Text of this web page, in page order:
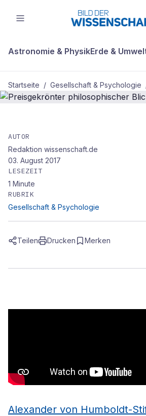
Astronomie & PhysikErde &
Startseite / Gesellschaft & Psychologie
Preisgekrönter
AUTOR
Redaktion wissenschaft.de
03. August 2017
LESEZEIT
1 Minute
RUBRIK
Gesellschaft & Psychologie
Teilen Drucken Merken
Alexander von Humboldt-